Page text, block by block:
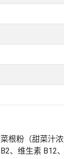
根粉（甜菜汁
、维生素 B12